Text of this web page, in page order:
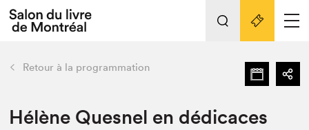
L'événement
Préparer sa visite au Salon
retour Nos activités
Liens pratiques
Retour à la programmation
Hélène Quesnel en dédicaces